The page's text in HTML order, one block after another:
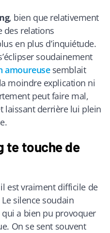
, bien que relativement
des relations
en plus d’inquiétude.
soudainement
amoureusesemblait
moindre explication ni
peut faire mal,
laissant derrière lui plein
te touche de
est vraiment difficile de
silence soudain
a bien pu provoquer
On se sent souvent